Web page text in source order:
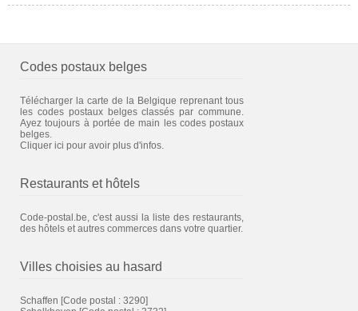
Codes postaux belges
Télécharger la carte de la Belgique reprenant tous
les codes postaux belges classés par commune.
Ayez toujours à portée de main les codes postaux
belges.
Cliquer ici pour avoir plus d'infos.
Restaurants et hôtels
Code-postal.be, c'est aussi la liste des restaurants,
des hôtels et autres commerces dans votre quartier.
Villes choisies au hasard
Schaffen [Code postal : 3290]